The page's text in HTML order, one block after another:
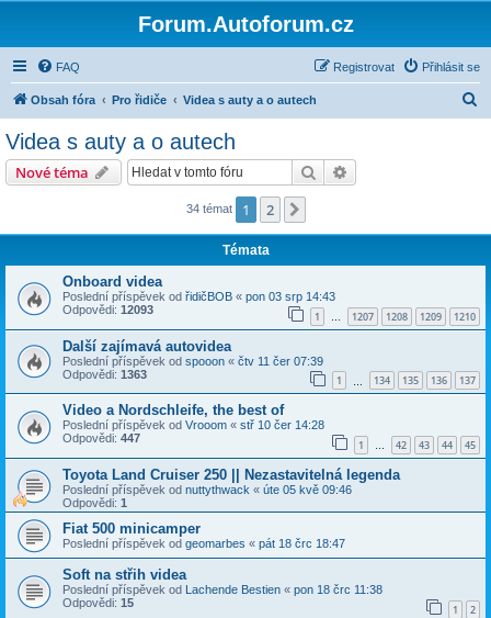
Forum.Autoforum.cz
FAQ Přihlásit se
Registrovat
Obsah fóra Pro řidiče Videa s auty a o autech
Videa s auty a o autech
Nové téma Hledat
34 témat 1 2
Témata
Onboard videa
Poslední příspěvek od řidičBOB « pon 03 srp 14:43
Odpovědi: 12093 1 … 1207 1208 1209 1210
Další zajímavá autovidea
Poslední příspěvek od spooon « čtv 11 čer 07:39
Odpovědi: 1363 1 134 135 136 137
Video a Nordschleife, the best of
Poslední příspěvek od Vrooom « stř 10 čer 14:28
Odpovědi: 447 1 … 42 43 44 45
Toyota Land Cruiser 250 || Nezastavitelná legenda
Poslední příspěvek od nuttythwack « úte 05 kvě 09:46
Odpovědi: 1
Fiat 500 minicamper
Poslední příspěvek od geomarbes « pát 18 črc 18:47
Soft na střih videa
Poslední příspěvek od Lachende Bestien « pon 18 črc 11:38
Odpovědi: 15 1 2